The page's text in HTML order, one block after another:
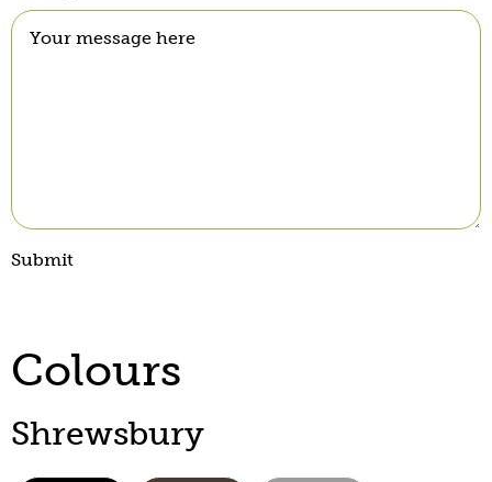
Submit
Colours
Shrewsbury